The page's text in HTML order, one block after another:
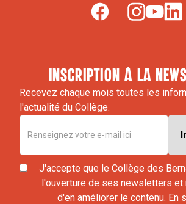
inscription à la
Recevez chaque mois toutes les
l'actualité du Collège.
J'accepte que le Collège des
l'ouverture de ses newsletters et
d'en améliorer le contenu. En